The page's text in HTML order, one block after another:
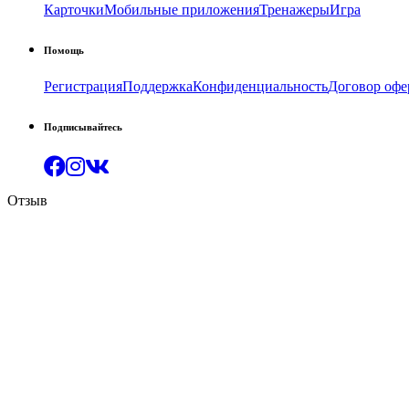
КарточкиМобильные приложенияТренажерыИгра
Помощь
РегистрацияПоддержкаКонфиденциальностьДоговор
Подписывайтесь
Отзыв